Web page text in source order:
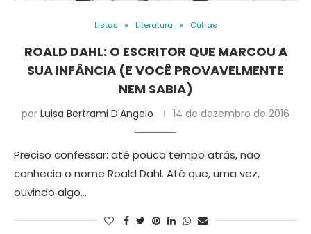
Listas Literatura Outras
ROALD DAHL: O ESCRITOR QUE MARCOU A
SUA INFÂNCIA (E VOCÊ PROVAVELMENTE
NEM SABIA)
por Luisa Bertrami D'Angelo 14 de dezembro de 2016
Preciso confessar: até pouco tempo atrás, não
conhecia o nome Roald Dahl. Até que, uma vez,
ouvindo algo…